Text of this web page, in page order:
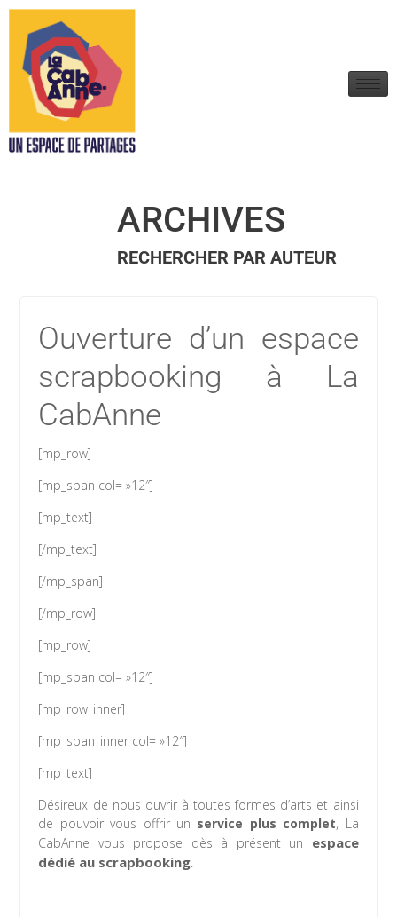
ARCHIVES
RECHERCHER PAR AUTEUR
Ouverture d’un espace
scrapbooking à La
CabAnne
[mp_row]
[mp_span col= »12″]
[mp_text]
[/mp_text]
[/mp_span]
[/mp_row]
[mp_row]
[mp_span col= »12″]
[mp_row_inner]
[mp_span_inner col= »12″]
[mp_text]
Désireux de nous ouvrir à toutes formes d’arts et ainsi
de pouvoir vous offrir un service plus complet, La
CabAnne vous propose dès à présent un espace
dédié au scrapbooking.